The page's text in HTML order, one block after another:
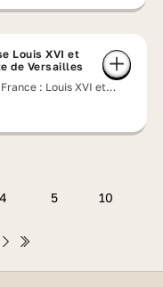
Louis XVI et
de Versailles
: Louis XVI et
4 5 10